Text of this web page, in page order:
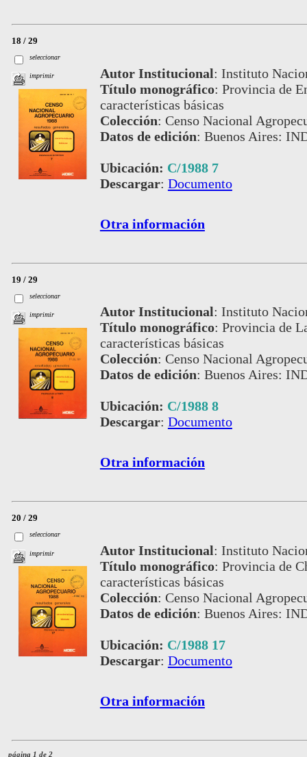
18 / 29
seleccionar
imprimir Autor Institucional: Instituto
Título monográfico: Provincia de
características básicas
Colección: Censo Nacional
Datos de edición: Buenos Aires:
Ubicación: C/1988 7
Descargar: Documento
Otra información
19 / 29
seleccionar
imprimir Autor Institucional: Instituto
Título monográfico: Provincia de
características básicas
Colección: Censo Nacional
Datos de edición: Buenos Aires:
Ubicación: C/1988 8
Descargar: Documento
Otra información
20 / 29
seleccionar
imprimir Autor Institucional: Instituto
Título monográfico: Provincia de
características básicas
Colección: Censo Nacional
Datos de edición: Buenos Aires:
Ubicación: C/1988 17
Descargar: Documento
Otra información
página 1 de 2